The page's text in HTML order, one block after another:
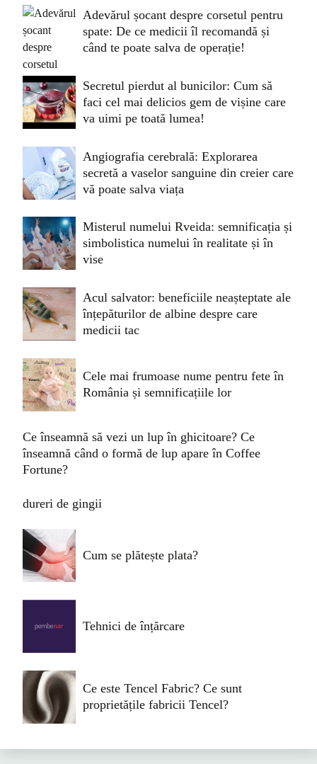
Adevărul șocant despre corsetul pentru
spate: De ce medicii îl recomandă și
când te poate salva de operație!
Secretul pierdut al bunicilor: Cum să
faci cel mai delicios gem de vișine care
va uimi pe toată lumea!
Angiografia cerebrală: Explorarea
secretă a vaselor sanguine din creier care
vă poate salva viața
Misterul numelui Rveida: semnificația și
simbolistica numelui în realitate și în
vise
Acul salvator: beneficiile neașteptate ale
înțepăturilor de albine despre care
medicii tac
Cele mai frumoase nume pentru fete în
România și semnificațiile lor
Ce înseamnă să vezi un lup în ghicitoare? Ce
înseamnă când o formă de lup apare în Coffee
Fortune?
dureri de gingii
Cum se plătește plata?
Tehnici de înțărcare
Ce este Tencel Fabric? Ce sunt
proprietățile fabricii Tencel?